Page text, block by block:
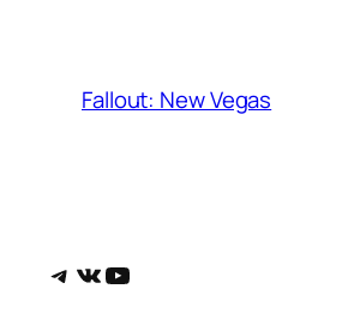
Fallout: New Vegas
Telegram
ВКонтакте
YouTube